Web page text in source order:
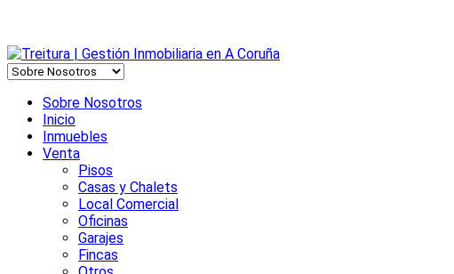
Sobre Nosotros
Inicio
Inmuebles
Venta
Pisos
Casas y Chalets
Local Comercial
Oficinas
Garajes
Fincas